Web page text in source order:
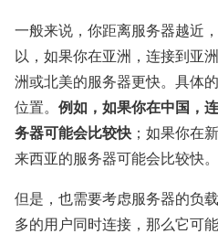
一般来说，你距离服务器越近
以，如果你在亚洲，连接到亚
洲或北美的服务器更快。具体
位置。 例如，如果你在中国，
务器可能会比较快 ；如果你在
来西亚的服务器可能会比较快。
但是，也需要考虑服务器的负
多的用户同时连接，那么它可